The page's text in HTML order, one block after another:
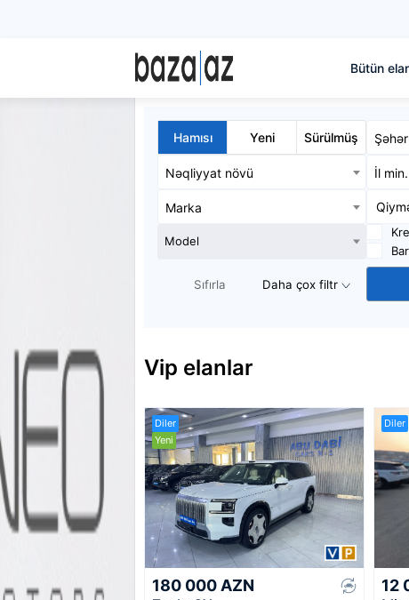
Bütün
Hamısı Yeni Sürülmüş Şəhər
Nəqliyyat növü İl min.
Marka
Model
Sıfırla Daha çox filtr
Vip elanlar
Diler
Yeni
180 000 AZN
Diler
12